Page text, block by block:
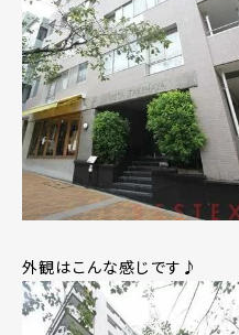
外観はこんな感じです♪